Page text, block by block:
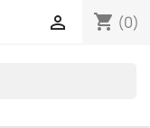
shopping_cart (0)
